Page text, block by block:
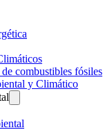
combustibles fósiles
y Climático